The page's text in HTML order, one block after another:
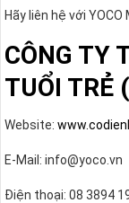
Hãy liên hệ với
CÔNG TY
TUỔI TRẺ
Website:
E-Mail: info@yoco.vn
Điện thoại: 08 3894